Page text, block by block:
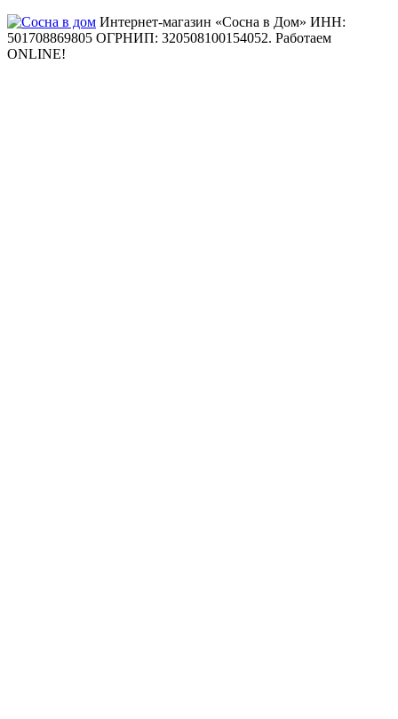
Интернет-магазин «Сосна в Дом» ИНН:
501708869805 ОГРНИП: 320508100154052. Работаем
ONLINE!